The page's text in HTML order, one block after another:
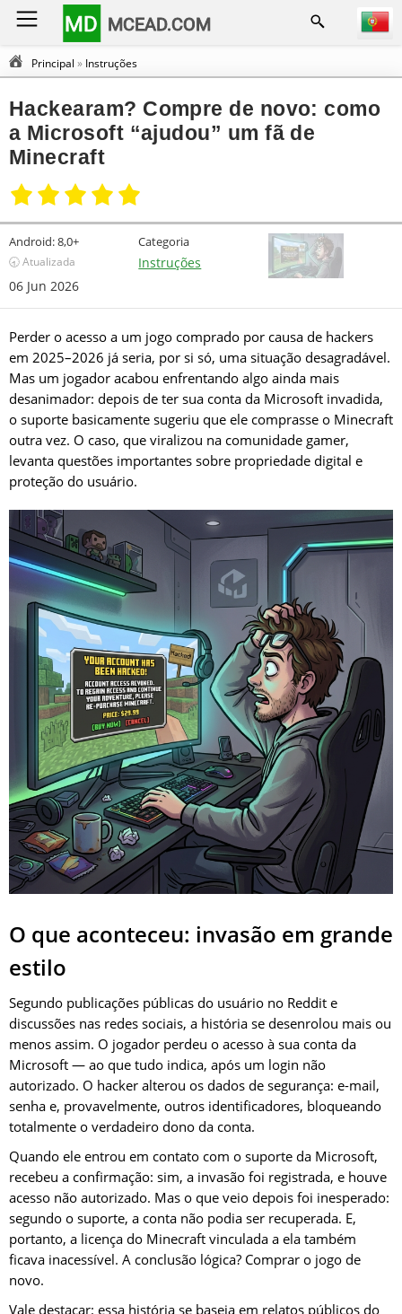
MD MCEAD.COM
Principal » Instruções
Hackearam? Compre de novo: como
a Microsoft “ajudou” um fã de
Minecraft
Android:8,0+
🕣 Atualizada
06 Jun 2026
Categoria
Instruções
Perder o acesso a um jogo comprado por causa de hackers
em 2025–2026 já seria, por si só, uma situação desagradável.
Mas um jogador acabou enfrentando algo ainda mais
desanimador: depois de ter sua conta da Microsoft invadida,
o suporte basicamente sugeriu que ele comprasse o Minecraft
outra vez. O caso, que viralizou na comunidade gamer,
levanta questões importantes sobre propriedade digital e
proteção do usuário.
O que aconteceu: invasão em grande
estilo
Segundo publicações públicas do usuário no Reddit e
discussões nas redes sociais, a história se desenrolou mais ou
menos assim. O jogador perdeu o acesso à sua conta da
Microsoft — ao que tudo indica, após um login não
autorizado. O hacker alterou os dados de segurança: e-mail,
senha e, provavelmente, outros identificadores, bloqueando
totalmente o verdadeiro dono da conta.
Quando ele entrou em contato com o suporte da Microsoft,
recebeu a confirmação: sim, a invasão foi registrada, e houve
acesso não autorizado. Mas o que veio depois foi inesperado:
segundo o suporte, a conta não podia ser recuperada. E,
portanto, a licença do Minecraft vinculada a ela também
ficava inacessível. A conclusão lógica? Comprar o jogo de
novo.
Vale destacar: essa história se baseia em relatos públicos do